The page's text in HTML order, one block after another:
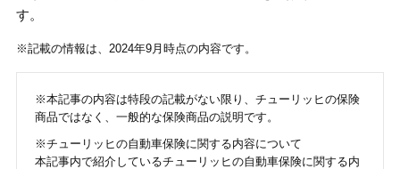
す。
※記載の情報は、2024年9月時点の内容です。
※本記事の内容は特段の記載がない限り、チューリッヒの保険
商品ではなく、一般的な保険商品の説明です。
※チューリッヒの自動車保険に関する内容について
本記事内で紹介しているチューリッヒの自動車保険に関する内